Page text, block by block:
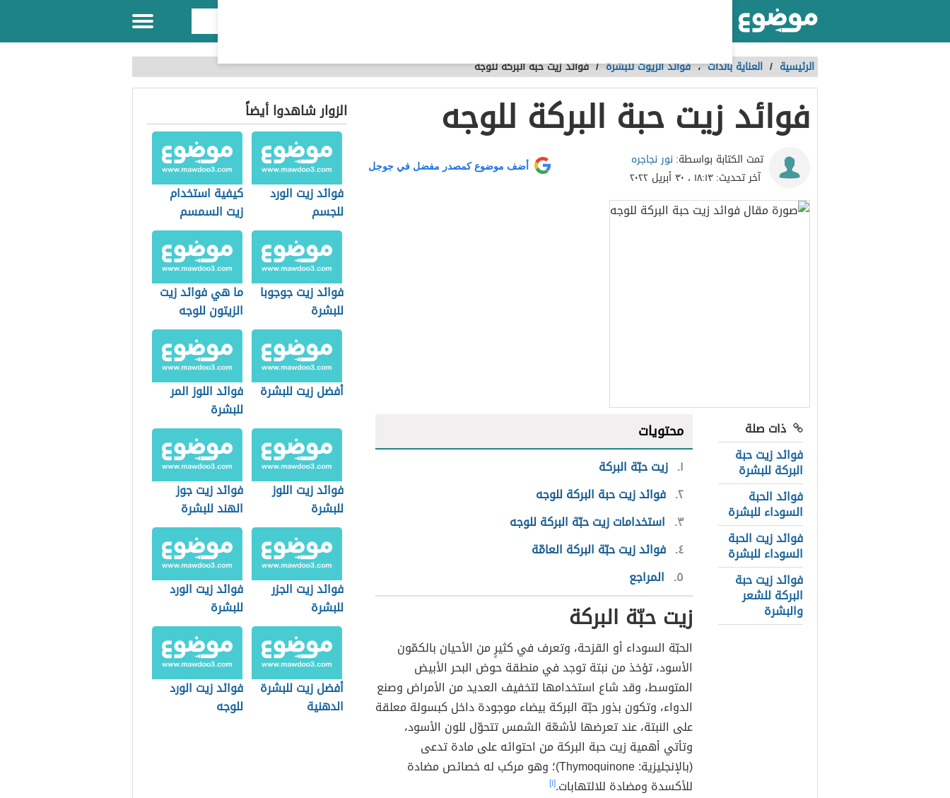
الرئيسية / العناية بالذات،فوائد الزيوت للبشرة /فوائد زيت حبة البركة للوجه
فوائد زيت حبة البركة للوجه
تمت الكتابة بواسطة: نور نجاجره
آخر تحديث:١٨:١٣ ، ٣٠ أبريل ٢٠٢٢
أضف موضوع كمصدر مفضل في جوجل
ذات صلة
فوائد زيت حبة
البركة للبشرة
فوائد الحبة
السوداء للبشرة
فوائد زيت الحبة
السوداء للبشرة
فوائد زيت حبة
البركة للشعر
والبشرة
محتويات
١ زيت حبّة البركة
٢ فوائد زيت حبة البركة للوجه
٣ استخدامات زيت حبّة البركة للوجه
٤ فوائد زيت حبّة البركة العامّة
٥ المراجع
زيت حبّة البركة
الحبّة السوداء أو القزحة، وتعرف في كثيرٍ من الأحيان بالكمّون
الأسود، تؤخذ من نبتة توجد في منطقة حوض البحر الأبيض
المتوسط، وقد شاع استخدامها لتخفيف العديد من الأمراض وصنع
الدواء، وتكون بذور حبّة البركة بيضاء موجودة داخل كبسولة معلقة
على النبتة، عند تعرضها لأشعّة الشمس تتحوّل للون الأسود،
وتأتي أهمية زيت حبة البركة من احتوائه على مادة تدعى
(بالإنجليزية: Thymoquinone)؛ وهو مركب له خصائص مضادة
للأكسدة ومضادة للالتهابات.[١]
الزوار شاهدوا أيضاً
فوائد زيت الورد
للجسم
كيفية استخدام
زيت السمسم
للوجه
فوائد زيت جوجوبا
للبشرة
ما هي فوائد زيت
الزيتون للوجه
أفضل زيت للبشرة
فوائد اللوز المر
للبشرة
فوائد زيت اللوز
للبشرة
فوائد زيت جوز
الهند للبشرة
فوائد زيت الجزر
للبشرة
فوائد زيت الورد
للبشرة
أفضل زيت للبشرة
الدهنية
فوائد زيت الورد
للوجه